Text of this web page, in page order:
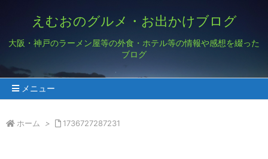
えむおのグルメ・お出かけブログ
大阪・神戸のラーメン屋等の外食・ホテル等の情報や感想を綴った
ブログ
メニュー
ホーム > 1736727287231